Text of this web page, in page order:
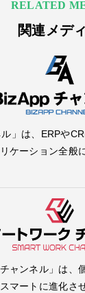
RELATED
関連メデ
ル」は、ERPや
ケーション全般
ャンネル」は、
マートに進化さ